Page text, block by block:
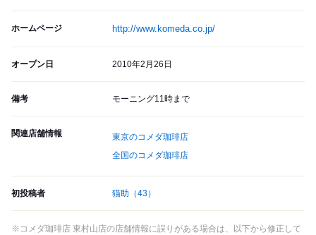
ホームページ http://www.komeda.co.jp/
オープン日 2010年2月26日
備考 モーニング11時まで
関連店舗情報
東京のコメダ珈琲店
全国のコメダ珈琲店
初投稿者 猫助 （43）
※コメダ珈琲店 東村山店の店舗情報に誤りがある場合は、以下から修正して